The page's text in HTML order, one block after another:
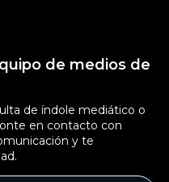
de medios de
de índole mediático o
en contacto con
y te